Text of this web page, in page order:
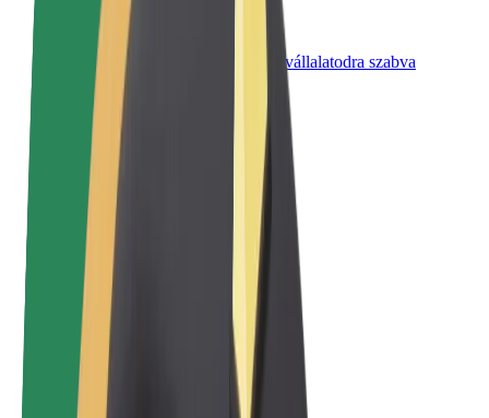
Bolt for Business
Bolt termékek és szolgáltatások a vállalatodra szabva
Felhasználási feltételek
Adatvédelem
Sütik
© 2026 Bolt Technology OÜ
Termékek
Utazás